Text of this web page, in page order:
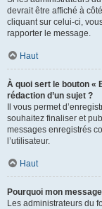
devrait être affiché à
cliquant sur celui-ci,
rapporter le message.
Haut
À quoi sert le bouton «
rédaction d’un sujet ?
Il vous permet
souhaitez finaliser et
messages enregistrés
l’utilisateur.
Haut
Pourquoi mon
Les administrateurs du